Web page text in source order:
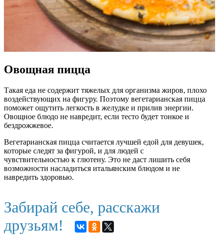
Овощная пицца
Такая еда не содержит тяжелых для организма жиров, плохо
воздействующих на фигуру. Поэтому вегетарианская пицца
поможет ощутить легкость в желудке и прилив энергии.
Овощное блюдо не навредит, если тесто будет тонкое и
бездрожжевое.
Вегетарианская пицца считается лучшей едой для девушек,
которые следят за фигурой, и для людей с
чувствительностью к глютену. Это не даст лишить себя
возможности насладиться итальянским блюдом и не
навредить здоровью.
Забирай себе, расскажи
друзьям!